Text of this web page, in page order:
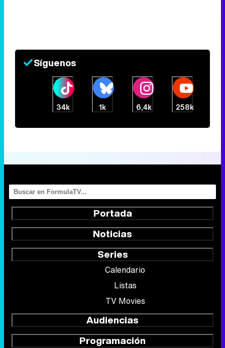
Síguenos
34k 1k 6,4k 258k
Portada
Noticias
Series
Calendario
Listas
TV Movies
Audiencias
Programación